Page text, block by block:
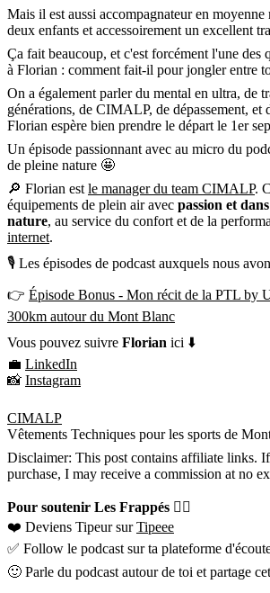
Mais il est aussi accompagnateur en moyenne
deux enfants et accessoirement un excellent
Ça fait beaucoup, et c'est forcément l'une des
à Florian : comment fait-il pour jongler entre
On a également parler du mental en ultra, de
générations, de CIMALP, de dépassement,
Florian espère bien prendre le départ le 1er
Un épisode passionnant avec au micro du
de pleine nature 🤩
🔎 Florian estle manager du team CIMALP.
équipements de plein air avec passion et
nature, au service du confort et de la
internet.
🎙 Les épisodes de podcast auxquels nous
👉 Épisode Bonus - Mon récit de la PTL by
300km autour du Mont Blanc
Vous pouvez suivre Florian ici ⬇️
💼 LinkedIn
📸 Instagram
CIMALP
Vêtements Techniques pour les sports de
Disclaimer: This post contains affiliate links.
purchase, I may receive a commission at no
Pour soutenir Les Frappés 👇🏼
❤️ Deviens Tipeur surTipeee
✅ Follow le podcast sur ta plateforme
🙂 Parle du podcast autour de toi et partage